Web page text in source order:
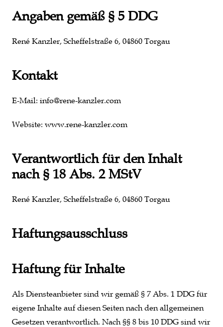
Angaben gemäß § 5 DDG
René Kanzler, Scheffelstraße 6, 04860 Torgau
Kontakt
E-Mail: info@rene-kanzler.com
Website: www.rene-kanzler.com
Verantwortlich für den Inhalt
nach § 18 Abs. 2 MStV
René Kanzler, Scheffelstraße 6, 04860 Torgau
Haftungsausschluss
Haftung für Inhalte
Als Diensteanbieter sind wir gemäß § 7 Abs. 1 DDG für
eigene Inhalte auf diesen Seiten nach den allgemeinen
Gesetzen verantwortlich. Nach §§ 8 bis 10 DDG sind wir